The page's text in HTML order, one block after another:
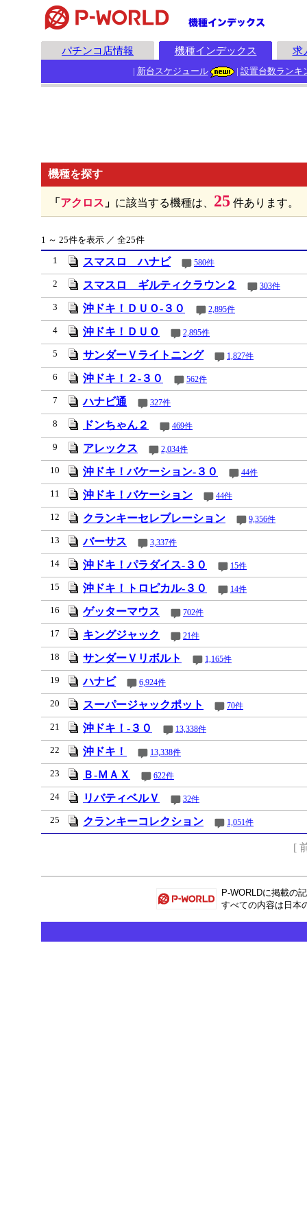
パチンコ店情報 機種インデックス 求
| 新台スケジュール | 設置台数ランキ
機種を探す
「 アクロス 」 に該当する機種は、 25 件あります。
1 ～ 25件を表示 ／ 全25件
1
スマスロ ハナビ 580件
2 スマスロ ギルティクラウン２ 303件
3 沖ドキ！ＤＵＯ‐３０ 2,895件
4 沖ドキ！ＤＵＯ 2,895件
5 サンダーＶライトニング 1,827件
6 沖ドキ！２‐３０ 562件
7 ハナビ通 327件
8 ドンちゃん２ 469件
9 アレックス 2,034件
10 沖ドキ！バケーション‐３０ 44件
11 沖ドキ！バケーション 44件
12 クランキーセレブレーション 9,356件
13 バーサス 3,337件
14 沖ドキ！パラダイス‐３０ 15件
15 沖ドキ！トロピカル‐３０ 14件
16 ゲッターマウス 702件
17 キングジャック 21件
18 サンダーＶリボルト 1,165件
19 ハナビ 6,924件
20 スーパージャックポット 70件
21 沖ドキ！‐３０ 13,338件
22 沖ドキ！ 13,338件
23 Ｂ‐ＭＡＸ 622件
24 リバティベルＶ 32件
25 クランキーコレクション 1,051件
[
P-WORLDに掲載の
すべての内容は日本